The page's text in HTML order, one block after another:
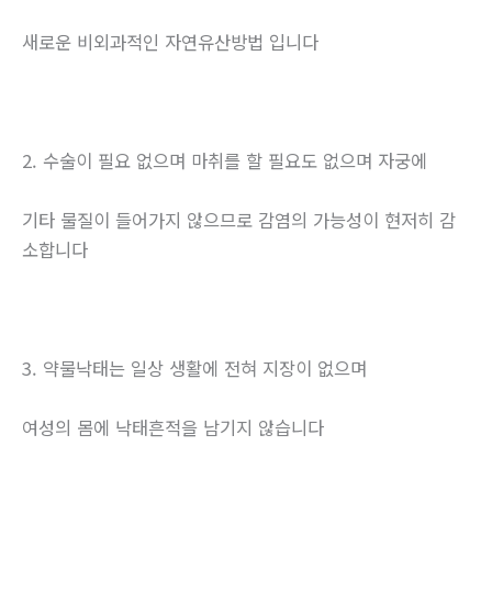
새로운 비외과적인 자연유산방법 입니다
2. 수술이 필요 없으며 마취를 할 필요도 없으며 자궁에
기타 물질이 들어가지 않으므로 감염의 가능성이 현저히 감
소합니다
3. 약물낙태는 일상 생활에 전혀 지장이 없으며
여성의 몸에 낙태흔적을 남기지 않습니다